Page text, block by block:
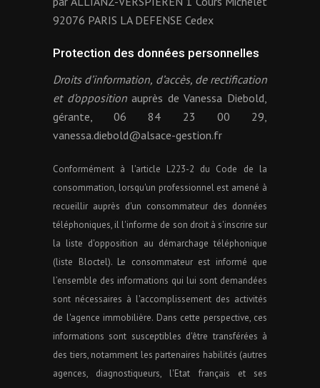
92076 PARIS LA DEFENSE Cedex
Protection des données personnelles
Droits d’information, d’accès, de rectification
et d’oppositionauprès de Vanessa Diebold,
gérante, 06 84 23 00 29,
vanessa.diebold@alsace-gestion.fr
Conformément à l'article L223-2 du Code de la
consommation, lorsqu'un professionnel est amené à
recueillir auprès d'un consommateur des données
téléphoniques, il l'informe de son droit à s'inscrire sur
la liste d'opposition au démarchage téléphonique
(liste Bloctel). Le consommateur est informé que
l’ensemble des informations qui lui sont demandées
sont nécessaires à l'accomplissement des activités
de l'agence immobilière. Dans cette perspective, ces
informations sont susceptibles d'être transférées à
des tiers, notamment les partenaires habilités (autres
agences, diagnostiqueurs, l'Etat français et ses